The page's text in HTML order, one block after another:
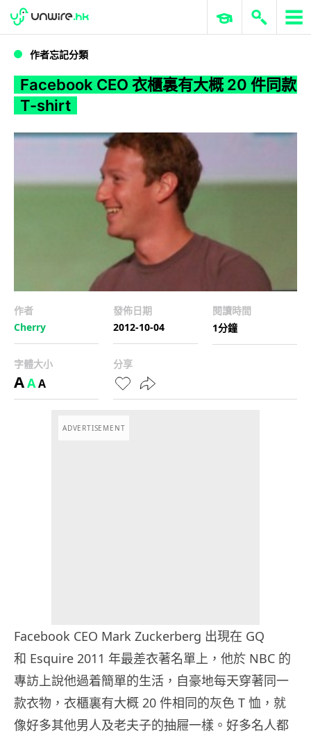
WWDC 2026 ERP 與商業 AI
作者忘記分類
Facebook CEO 衣櫃裏有大概 20 件同款
T-shirt
作者
Cherry
發佈日期
2012-10-04
閱讀時間
1分鐘
字體大小
AAA
分享
ADVERTISEMENT
Facebook CEO Mark Zuckerberg 出現在 GQ
和 Esquire 2011 年最差衣著名單上，他於 NBC 的
專訪上說他過着簡單的生活，自豪地每天穿著同一
款衣物，衣櫃裏有大概 20 件相同的灰色 T 恤，就
像好多其他男人及老夫子的抽屜一樣。好多名人都